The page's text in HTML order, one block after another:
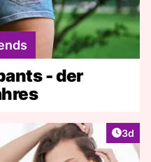
- der
3d